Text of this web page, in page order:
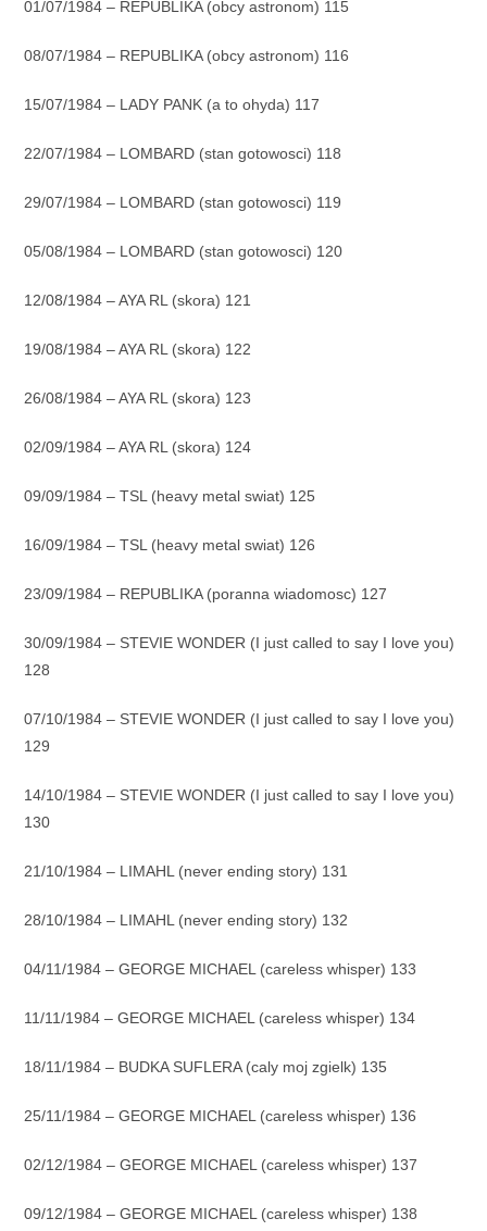
01/07/1984 – REPUBLIKA (obcy astronom) 115
08/07/1984 – REPUBLIKA (obcy astronom) 116
15/07/1984 – LADY PANK (a to ohyda) 117
22/07/1984 – LOMBARD (stan gotowosci) 118
29/07/1984 – LOMBARD (stan gotowosci) 119
05/08/1984 – LOMBARD (stan gotowosci) 120
12/08/1984 – AYA RL (skora) 121
19/08/1984 – AYA RL (skora) 122
26/08/1984 – AYA RL (skora) 123
02/09/1984 – AYA RL (skora) 124
09/09/1984 – TSL (heavy metal swiat) 125
16/09/1984 – TSL (heavy metal swiat) 126
23/09/1984 – REPUBLIKA (poranna wiadomosc) 127
30/09/1984 – STEVIE WONDER (I just called to say I love you)
128
07/10/1984 – STEVIE WONDER (I just called to say I love you)
129
14/10/1984 – STEVIE WONDER (I just called to say I love you)
130
21/10/1984 – LIMAHL (never ending story) 131
28/10/1984 – LIMAHL (never ending story) 132
04/11/1984 – GEORGE MICHAEL (careless whisper) 133
11/11/1984 – GEORGE MICHAEL (careless whisper) 134
18/11/1984 – BUDKA SUFLERA (caly moj zgielk) 135
25/11/1984 – GEORGE MICHAEL (careless whisper) 136
02/12/1984 – GEORGE MICHAEL (careless whisper) 137
09/12/1984 – GEORGE MICHAEL (careless whisper) 138